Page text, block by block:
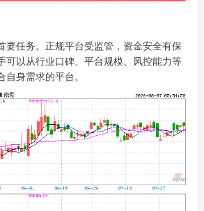
要任务。正规平台受监管，资金安全有保
可以从行业口碑、平台规模、风控能力等
身需求的平台。